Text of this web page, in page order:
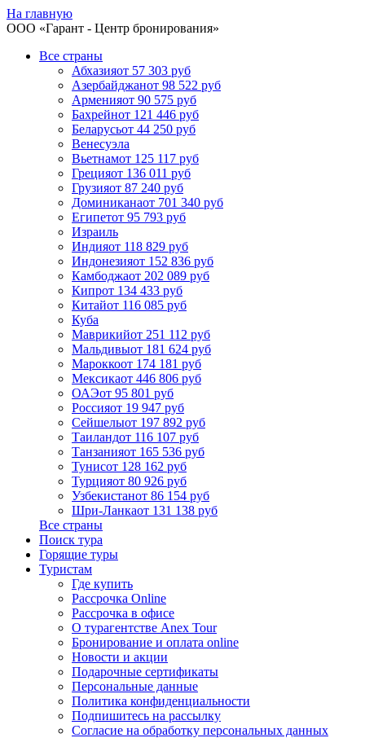
На главную
ООО «Гарант - Центр бронирования»
Все страны
Абхазияот 57 303 руб
Азербайджанот 98 522 руб
Арменияот 90 575 руб
Бахрейнот 121 446 руб
Беларусьот 44 250 руб
Венесуэла
Вьетнамот 125 117 руб
Грецияот 136 011 руб
Грузияот 87 240 руб
Доминиканаот 701 340 руб
Египетот 95 793 руб
Израиль
Индияот 118 829 руб
Индонезияот 152 836 руб
Камбоджаот 202 089 руб
Кипрот 134 433 руб
Китайот 116 085 руб
Куба
Маврикийот 251 112 руб
Мальдивыот 181 624 руб
Мароккоот 174 181 руб
Мексикаот 446 806 руб
ОАЭот 95 801 руб
Россияот 19 947 руб
Сейшелыот 197 892 руб
Таиландот 116 107 руб
Танзанияот 165 536 руб
Тунисот 128 162 руб
Турцияот 80 926 руб
Узбекистанот 86 154 руб
Шри-Ланкаот 131 138 руб
Все страны
Поиск тура
Горящие туры
Туристам
Где купить
Рассрочка Online
Рассрочка в офисе
О турагентстве Anex Tour
Бронирование и оплата online
Новости и акции
Подарочные сертификаты
Персональные данные
Политика конфиденциальности
Подпишитесь на рассылку
Согласие на обработку персональных данных